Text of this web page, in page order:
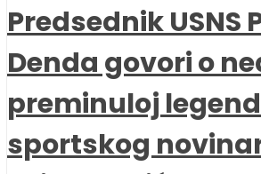
Predsednik USNS
Denda govori o
preminuloj
sportskog